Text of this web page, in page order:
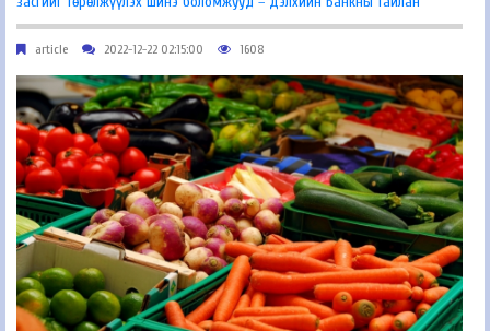
article 2022-12-22 02:15:00 1608